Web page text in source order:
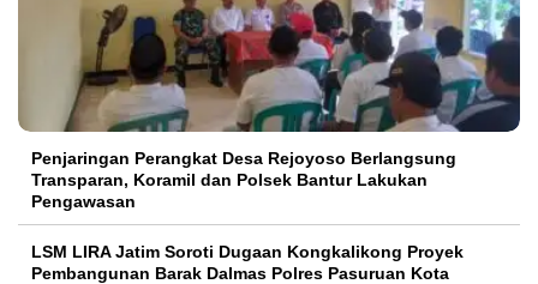
Penjaringan Perangkat Desa Rejoyoso Berlangsung
Transparan, Koramil dan Polsek Bantur Lakukan
Pengawasan
LSM LIRA Jatim Soroti Dugaan Kongkalikong Proyek
Pembangunan Barak Dalmas Polres Pasuruan Kota